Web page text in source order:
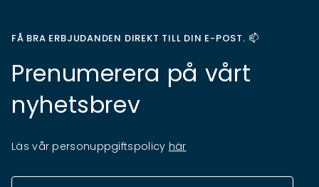
FÅ BRA ERBJUDANDEN DIREKT TILL DIN E-POST. 📫
Prenumerera på vårt
nyhetsbrev
Läs vår personuppgiftspolicy här